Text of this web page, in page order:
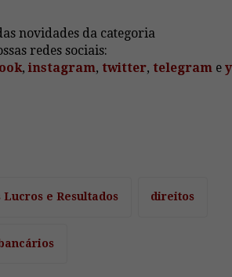
novidades da categoria
redes sociais:
, instagram, twitter, telegram e
e Resultados direitos